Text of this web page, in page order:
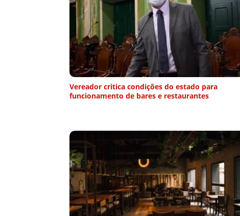
Vereador critica condições do estado para
funcionamento de bares e restaurantes